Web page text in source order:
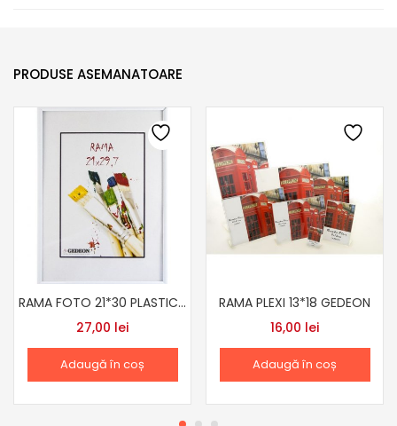
PRODUSE ASEMANATOARE
RAMA FOTO 21*30 PLASTIC DIV CULORI
27,00 lei
Adaugă în coș
RAMA PLEXI 13*18 GEDEON
16,00 lei
Adaugă în coș